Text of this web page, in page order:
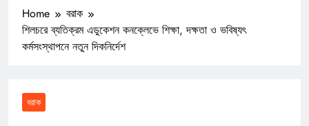
Home
বরাক
শিলচরে ব্যতিক্রম এডুকেশন কনক্লেভে শিক্ষা, দক্ষতা ও ভবিষ্যৎ
কর্মসংস্থাপনে নতুন দিকনির্দেশ
বরাক